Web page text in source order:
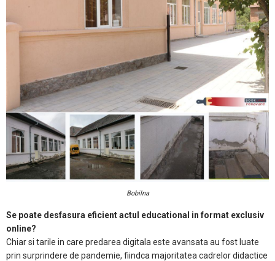
Bobilna
Se poate desfasura eficient actul educational in format exclusiv
online?
Chiar si tarile in care predarea digitala este avansata au fost luate
prin surprindere de pandemie, fiindca majoritatea cadrelor didactice